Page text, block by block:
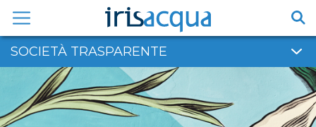
contenuto
SOCIETÀ TRASPARENTE